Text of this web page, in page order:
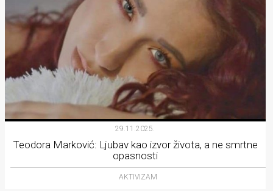
29.11.2025.
Teodora Marković: Ljubav kao izvor života, a ne smrtne
opasnosti
AKTIVIZAM